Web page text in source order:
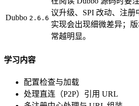
Dubbo 2.6.6
议升级、SPI 改动、注
实现会出现细微差异；
常越明显。
学习内容
配置检查与加载
处理直连（P2P）引用 URL